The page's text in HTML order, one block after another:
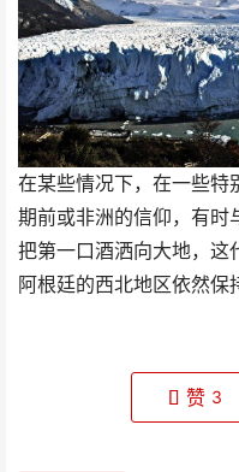
在某些情况下，在一些特
期前或非洲的信仰，有时
把第一口酒洒向大地，这
阿根廷的西北地区依然保
赞 3